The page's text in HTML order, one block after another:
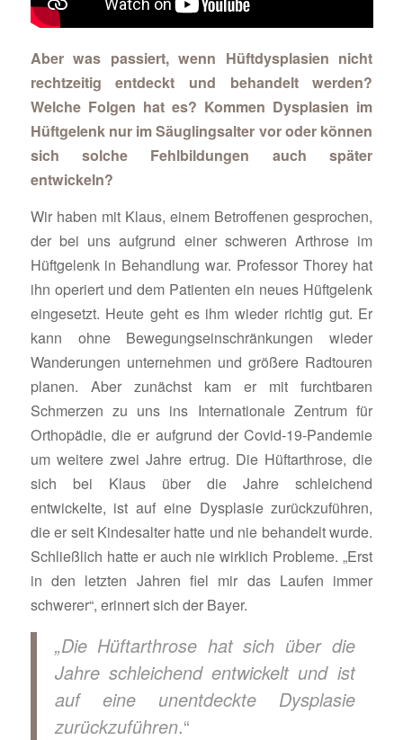
Aber was passiert, wenn Hüftdysplasien nicht
rechtzeitig entdeckt und behandelt werden?
Welche Folgen hat es? Kommen Dysplasien im
Hüftgelenk nur im Säuglingsalter vor oder können
sich solche Fehlbildungen auch später
entwickeln?
Wir haben mit Klaus, einem Betroffenen gesprochen,
der bei uns aufgrund einer schweren Arthrose im
Hüftgelenk in Behandlung war. Professor Thorey hat
ihn operiert und dem Patienten ein neues Hüftgelenk
eingesetzt. Heute geht es ihm wieder richtig gut. Er
kann ohne Bewegungseinschränkungen wieder
Wanderungen unternehmen und größere Radtouren
planen. Aber zunächst kam er mit furchtbaren
Schmerzen zu uns ins Internationale Zentrum für
Orthopädie, die er aufgrund der Covid-19-Pandemie
um weitere zwei Jahre ertrug. Die Hüftarthrose, die
sich bei Klaus über die Jahre schleichend
entwickelte, ist auf eine Dysplasie zurückzuführen,
die er seit Kindesalter hatte und nie behandelt wurde.
Schließlich hatte er auch nie wirklich Probleme. „Erst
in den letzten Jahren fiel mir das Laufen immer
schwerer“, erinnert sich der Bayer.
„Die Hüftarthrose hat sich über die
Jahre schleichend entwickelt und ist
auf eine unentdeckte Dysplasie
zurückzuführen.“